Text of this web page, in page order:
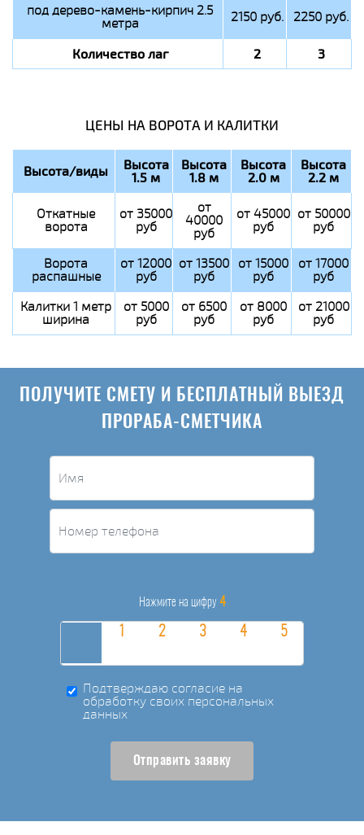
под дерево-камень-кирпич 2.5
метра 2150 руб. 2250 руб.
Количество лаг 2 3
ЦЕНЫ НА ВОРОТА И КАЛИТКИ
Высота/виды Высота
1.5 м
Высота
1.8 м
Высота
2.0 м
Высота
2.2 м
Откатные
ворота
от 35000
руб
от
40000
руб
от 45000
руб
от 50000
руб
Ворота
распашные
от 12000
руб
от 13500
руб
от 15000
руб
от 17000
руб
Калитки 1 метр
ширина
от 5000
руб
от 6500
руб
от 8000
руб
от 21000
руб
ПОЛУЧИТЕ СМЕТУ И БЕСПЛАТНЫЙ ВЫЕЗД
ПРОРАБА-СМЕТЧИКА
Нажмите на цифру 4
Подтверждаю согласие на
обработку своих персональных
данных
Отправить заявку